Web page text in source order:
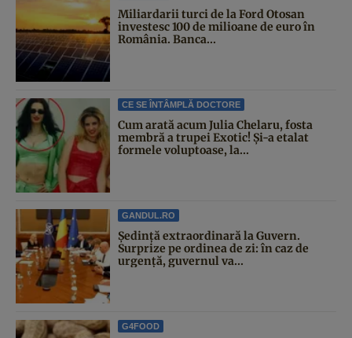
Miliardarii turci de la Ford Otosan
investesc 100 de milioane de euro în
România. Banca...
CE SE ÎNTÂMPLĂ DOCTORE
Cum arată acum Julia Chelaru, fosta
membră a trupei Exotic! Și-a etalat
formele voluptoase, la...
GANDUL.RO
Şedinţă extraordinară la Guvern.
Surprize pe ordinea de zi: în caz de
urgență, guvernul va...
G4FOOD